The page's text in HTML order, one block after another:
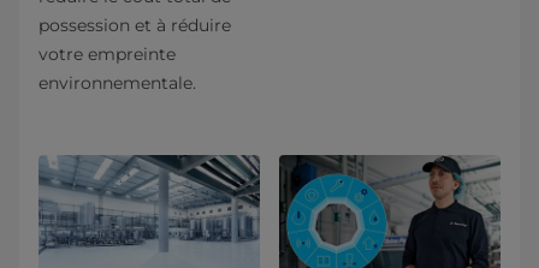
possession et à réduire
votre empreinte
environnementale.